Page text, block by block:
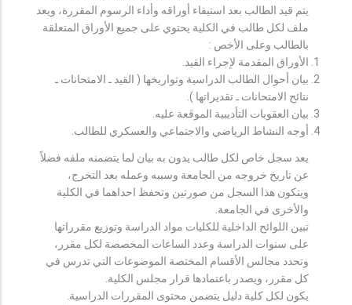
يتم قيد الطالب بعد استيفاء أوراقه وأداء الرسوم المقررة، ويعد
ملف لكل طالب في الكلية يحتوي على جميع الأوراق المتعلقة
بالطالب وعلى الأخص :
الأوراق المقدمة لإجراء القيد.
بيان أحوال الطالب الدراسية وتواريخها ( القيد ـ الامتحانات ـ
نتائح الامتحانات ـ تقديراتها ).
بيان العقوبات التأديبية الموقعة عليه.
أوجه النشاط الرياضي والاجتماعي والعسكري للطالب.
يعد سجل خاص لكل طالب يدون به بيان لما يتضمنه ملفه فضلاً
عن تاريخ خروجه من الجامعة وسببه وعمله بعد التخرج،
ويتكون هذا السجل من صورتين وتحفظ احداهما في الكلية
والأخرى في الجامعة.
تبين اللوائح الداخلية للكليات مواد الدراسة وتوزيع مقرراتها
على سنوات الدراسة وعدد الساعات المخصصة لكل مقرر،
وتحدد مجالس الأقسام المختصة الموضوعات التي تدرس في
كل مقرر، ويصدر باعتمادها قرار مجلس الكلية.
يكون لكل كلية دليل يتضمن محتوى المقررات الدراسية.